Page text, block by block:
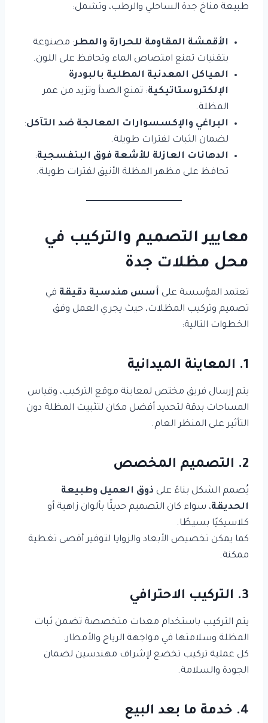
طبيعة مناخ جدة الساحلي والرطب، وتشمل:
الأقمشة المقاومة للحرارة والمطر: مصنوعة
بتقنيات تمنع امتصاص الماء وتحافظ على اللون.
الهياكل المعدنية المطلية بالبودرة
الإلكتروستاتيكية: تمنع الصدأ وتزيد من عمر
المظلة.
البراغي والإكسسوارات المعالجة ضد التآكل:
لضمان الثبات لفترات طويلة.
الدهانات العازلة للأشعة فوق البنفسجية:
تحافظ على مظهر المظلة الأنيق لفترات طويلة.
معايير التصميم والتركيب في
محل مظلات جدة
تعتمد المؤسسة على أسس هندسية دقيقة في
تصميم وتركيب المظلات، حيث يجري العمل وفق
الخطوات التالية:
1. المعاينة الميدانية
يتم إرسال فريق مختص لمعاينة موقع التركيب، وقياس
المساحات بدقة لتحديد أفضل مكان لتثبيت المظلة دون
التأثير على المنظر العام.
2. التصميم المخصص
يُصمم الشكل بناءً على ذوق العميل وطبيعة
الحديقة، سواء كان التصميم حديثًا بألوان زاهية أو
كلاسيكيًا بسيطًا.
كما يمكن تخصيص الأبعاد والزوايا لتوفير أقصى تغطية
ممكنة.
3. التركيب الاحترافي
يتم التركيب باستخدام معدات متخصصة تضمن ثبات
المظلة وسلامتها في مواجهة الرياح والأمطار.
كل عملية تركيب تخضع لإشراف مهندسين لضمان
الجودة والسلامة.
4. خدمة ما بعد البيع